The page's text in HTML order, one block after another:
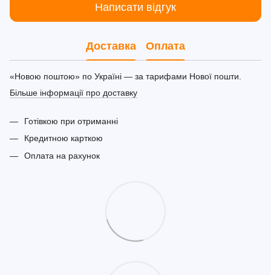
Написати відгук
Доставка Оплата
«Новою поштою» по Україні — за тарифами Нової пошти.
Більше інформації про доставку
Готівкою при отриманні
Кредитною карткою
Оплата на рахунок